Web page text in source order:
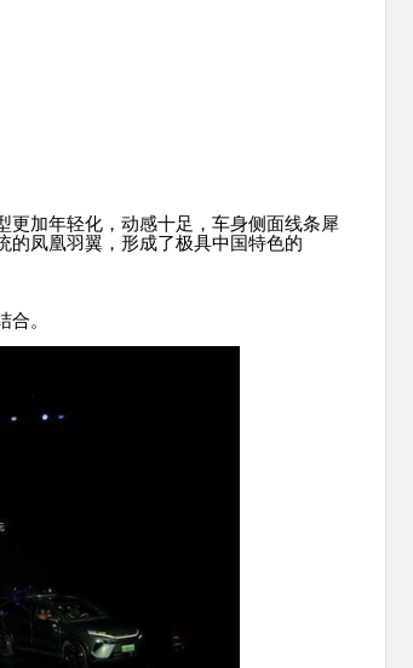
更加年轻化，动感十足，车身侧面线条犀
的凤凰羽翼，形成了极具中国特色的
。